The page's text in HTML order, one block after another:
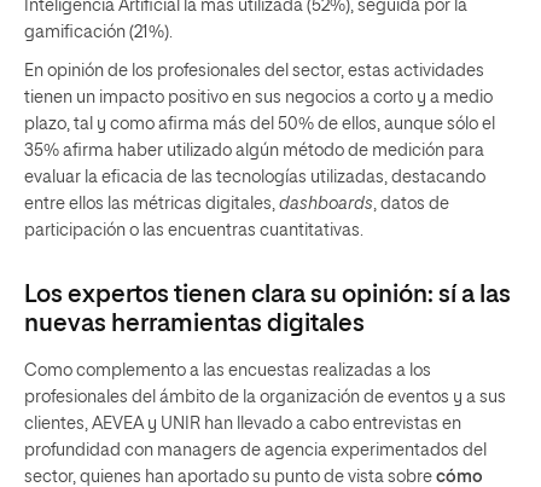
Inteligencia Artificial la más utilizada (52%), seguida por la
gamificación (21%).
En opinión de los profesionales del sector, estas actividades
tienen un impacto positivo en sus negocios a corto y a medio
plazo, tal y como afirma más del 50% de ellos, aunque sólo el
35% afirma haber utilizado algún método de medición para
evaluar la eficacia de las tecnologías utilizadas, destacando
entre ellos las métricas digitales, dashboards , datos de
participación o las encuentras cuantitativas.
Los expertos tienen clara su opinión: sí a las
nuevas herramientas digitales
Como complemento a las encuestas realizadas a los
profesionales del ámbito de la organización de eventos y a sus
clientes, AEVEA y UNIR han llevado a cabo entrevistas en
profundidad con managers de agencia experimentados del
sector, quienes han aportado su punto de vista sobre cómo